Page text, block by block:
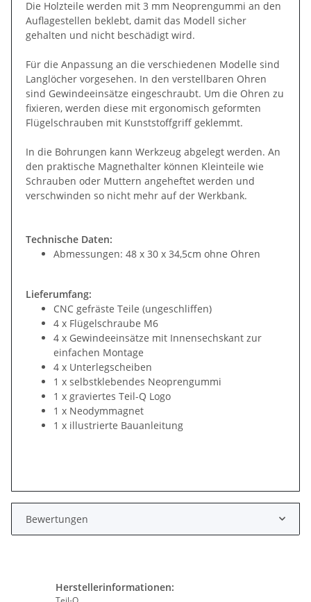
Die Holzteile werden mit 3 mm Neoprengummi an den
Auflagestellen beklebt, damit das Modell sicher
gehalten und nicht beschädigt wird.
Für die Anpassung an die verschiedenen Modelle sind
Langlöcher vorgesehen. In den verstellbaren Ohren
sind Gewindeeinsätze eingeschraubt. Um die Ohren zu
fixieren, werden diese mit ergonomisch geformten
Flügelschrauben mit Kunststoffgriff geklemmt.
In die Bohrungen kann Werkzeug abgelegt werden. An
den praktische Magnethalter können Kleinteile wie
Schrauben oder Muttern angeheftet werden und
verschwinden so nicht mehr auf der Werkbank.
Technische Daten:
Abmessungen: 48 x 30 x 34,5cm ohne Ohren
Lieferumfang:
CNC gefräste Teile (ungeschliffen)
4 x Flügelschraube M6
4 x Gewindeeinsätze mit Innensechskant zur
einfachen Montage
4 x Unterlegscheiben
1 x selbstklebendes Neoprengummi
1 x graviertes Teil-Q Logo
1 x Neodymmagnet
1 x illustrierte Bauanleitung
Bewertungen
Herstellerinformationen: